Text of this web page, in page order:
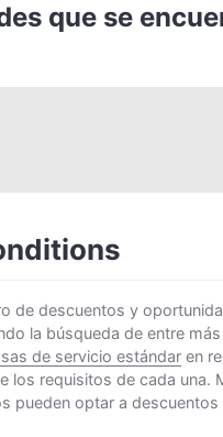
que se
de descuentos y
la búsqueda de entre
de servicio estándar en
los requisitos de cada una.
pueden optar a